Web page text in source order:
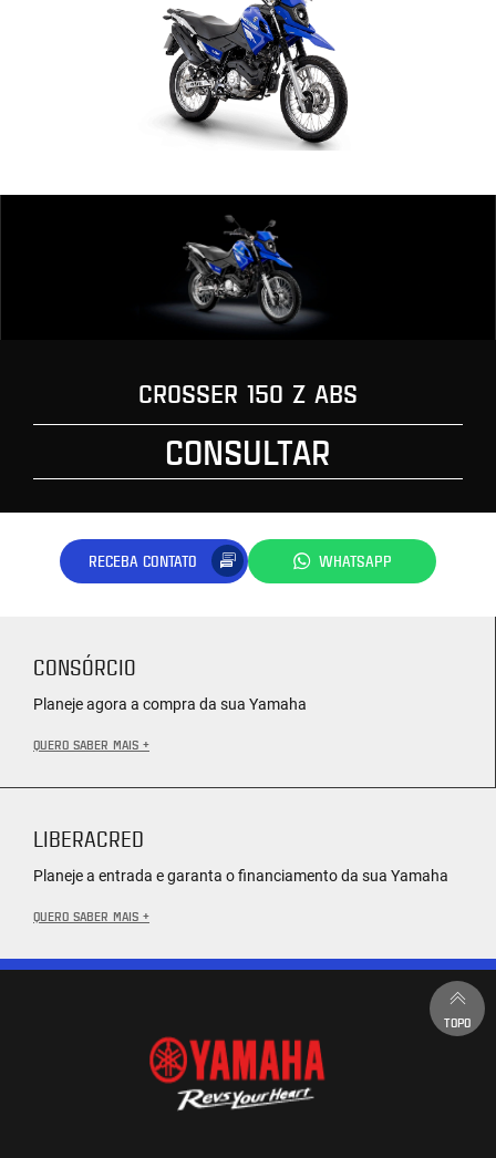
CROSSER 150 Z ABS
CONSULTAR
RECEBA CONTATO WHATSAPP
CONSÓRCIO
Planeje agora a compra da sua Yamaha
QUERO SABER MAIS +
LIBERACRED
Planeje a entrada e garanta o financiamento da sua Yamaha
QUERO SABER MAIS +
TOPO